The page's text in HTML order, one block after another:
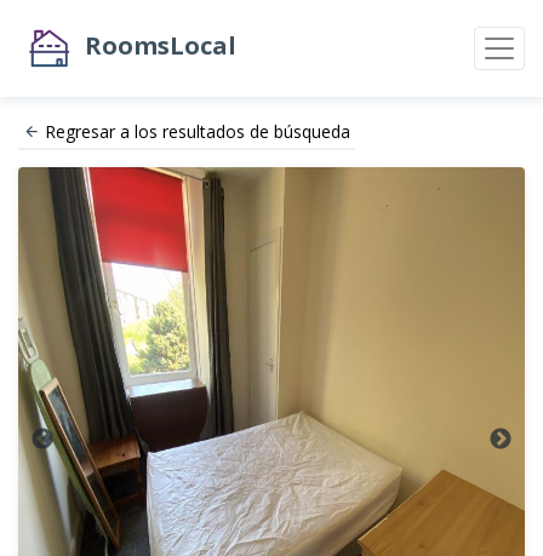
RoomsLocal
Regresar a los resultados de búsqueda